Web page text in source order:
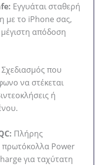
Εγγυάται σταθερή
με το iPhone σας,
απόδοση
Σχεδιασμός που
να στέκεται
ή
Πλήρης
Power
για ταχύτατη